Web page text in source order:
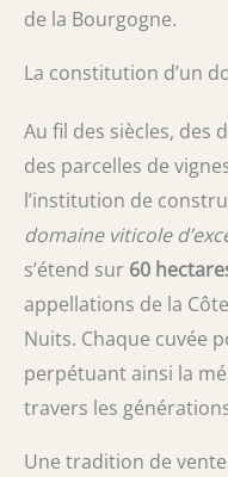
de la Bourgogne.
La constitution d’un
Au fil des siècles, des
des parcelles de
l’institution de
domaine viticole
s’étend sur 60
appellations de la
Nuits. Chaque cuvée
perpétuant ainsi la
travers les
Une tradition de vente